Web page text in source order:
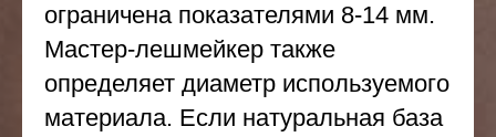
ограничена показателями 8-14 мм.
Мастер-лешмейкер также
определяет диаметр используемого
материала. Если натуральная база